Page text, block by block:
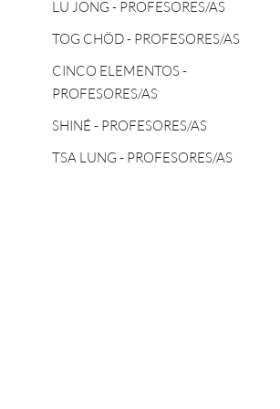
CINCO ELEMENTOS -
PROFESORES/AS
SHINÉ - PROFESORES/AS
LU JONG - PROFESORES/AS
TOG CHÖD - PROFESORES/AS
CINCO ELEMENTOS -
PROFESORES/AS
SHINÉ - PROFESORES/AS
TSA LUNG - PROFESORES/AS